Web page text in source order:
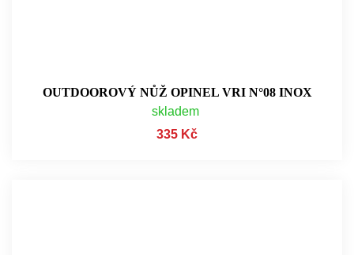
OUTDOOROVÝ NŮŽ OPINEL VRI N°08 INOX
skladem
335 Kč